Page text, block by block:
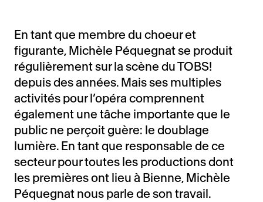
En tant que membre du choeur et
figurante, Michèle Péquegnat se produit
régulièrement sur la scène du TOBS!
depuis des années. Mais ses multiples
activités pour l’opéra comprennent
également une tâche importante que le
public ne perçoit guère: le doublage
lumière. En tant que responsable de ce
secteur pour toutes les productions dont
les premières ont lieu à Bienne, Michèle
Péquegnat nous parle de son travail.